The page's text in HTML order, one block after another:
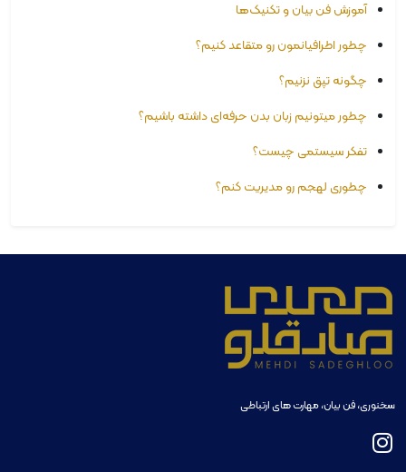
آموزش فن بیان و تکنیک‌ها
چطور اطرافیانمون رو متقاعد کنیم؟
چگونه تپق نزنیم؟
چطور میتونیم زبان بدن حرفه‌ای داشته باشیم؟
تفکر سیستمی چیست؟
چطوری لهجم رو مدیریت کنم؟
سخنوری، فن بیان، مهارت های ارتباطی